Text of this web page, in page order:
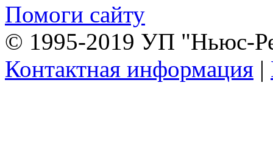
Помоги сайту
© 1995-2019 УП "Ньюс-
Контактная информация |